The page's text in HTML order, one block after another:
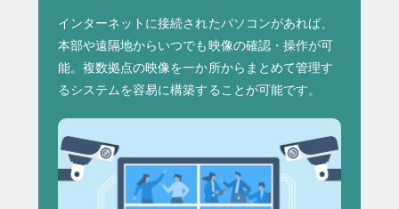
インターネットに接続されたパソコンがあれば、
本部や遠隔地からいつでも映像の確認・操作が可
能。複数拠点の映像を一か所からまとめて管理す
るシステムを容易に構築することが可能です。